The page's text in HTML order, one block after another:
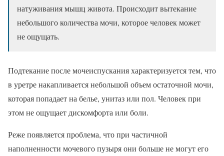
натуживания мышц живота. Происходит вытекание
небольшого количества мочи, которое человек может
не ощущать.
Подтекание после мочеиспускания характеризуется тем, что
в уретре накапливается небольшой объем остаточной мочи,
которая попадает на белье, унитаз или пол. Человек при
этом не ощущает дискомфорта или боли.
Реже появляется проблема, что при частичной
наполненности мочевого пузыря они больше не могут его